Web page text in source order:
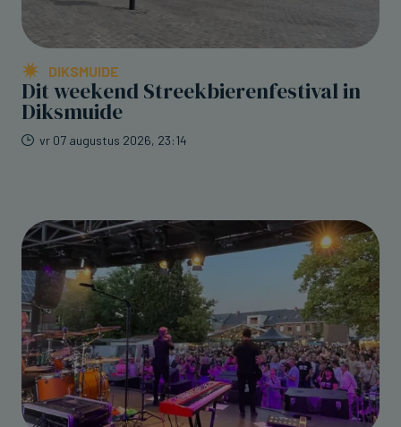
DIKSMUIDE
Dit weekend Streekbierenfestival in
Diksmuide
vr 07 augustus 2026, 23:14